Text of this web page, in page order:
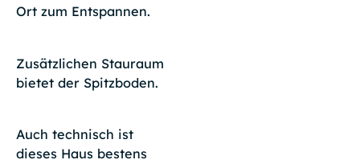
Ort zum Entspannen.
Zusätzlichen Stauraum
bietet der Spitzboden.
Auch technisch ist
dieses Haus bestens